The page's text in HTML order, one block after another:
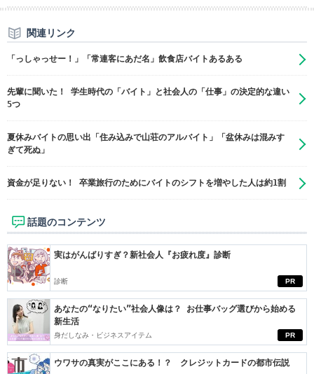
関連リンク
「っしゃっせー！」「常連客にあだ名」飲食店バイトあるある
先輩に聞いた！ 学生時代の「バイト」と社会人の「仕事」の決定的な違い
5つ
夏休みバイトの思い出「住み込みで山荘のアルバイト」「盆休みは混みす
ぎて死ぬ」
資金が足りない！ 卒業旅行のためにバイトのシフトを増やした人は約1割
話題のコンテンツ
PR
実はがんばりすぎ？新社会人『お疲れ度』診断
診断
PR
あなたの“なりたい”社会人像は？ お仕事バッグ選びから始める
新生活
身だしなみ・ビジネスアイテム
ウワサの真実がここにある！？ クレジットカードの都市伝説